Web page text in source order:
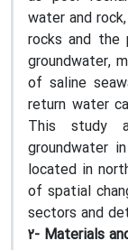
water and
rocks and the
groundwater,
of saline
return water
This study
groundwater
located in
of spatial
sectors and
2- Materials